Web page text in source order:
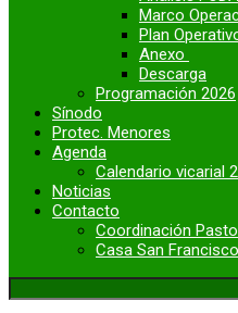
Marco
Plan
Anexo
Descarga
Programación 2026
Sínodo
Protec. Menores
Agenda
Calendario vicarial
Noticias
Contacto
Coordinación
Casa San